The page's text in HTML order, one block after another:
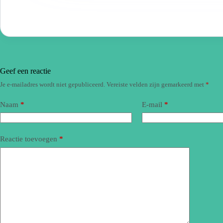
Geef een reactie
Je e-mailadres wordt niet gepubliceerd. Vereiste velden zijn gemarkeerd met *
Naam * E-mail *
Reactie toevoegen *